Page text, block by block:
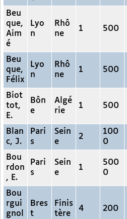
Beu
que,
Aim
é
Lyo
n
Rhô
ne
1 500
Beu
que,
Félix
Lyo
n
Rhô
ne
1 500
Biot
tot,
E.
Bôn
e
Algé
rie
1 500
Blan
c, J.
Pari
s
Sein
e
2
100
0
Bou
rdon
, E.
Pari
s
Sein
e
1
500
0
Bou
rgui
gnol
Bres
t
Finis
tère
4 200